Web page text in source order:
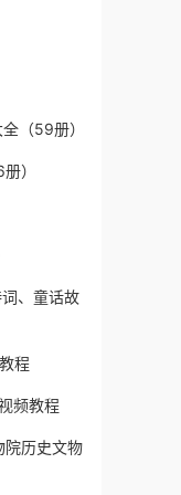
（59册）
）
、童话故
程
频教程
历史文物